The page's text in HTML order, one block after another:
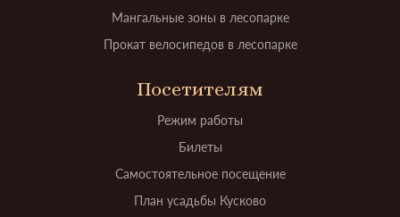
Мангальные зоны в лесопарке
Прокат велосипедов в лесопарке
Посетителям
Режим работы
Билеты
Самостоятельное посещение
План усадьбы Кусково